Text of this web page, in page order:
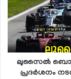
ലുസൈല്‍
പ്രദര്‍ശനം